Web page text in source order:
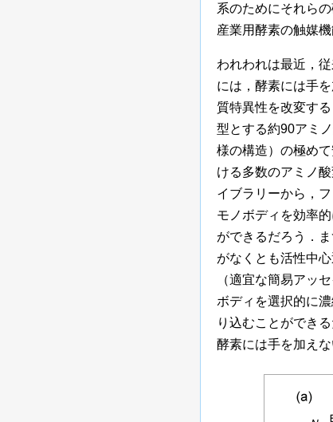
系のためにそれら
産業用酵素の触媒
われわれは最近，
には，酵素には手
質特異性を改変す
型とする約90アミ
様の構造）の極め
ける多数のアミノ
イブラリーから，
モノボディを効率
ができるだろう．
がなくとも活性中
（適宜な簡易アッ
ボディを選択的に
り込むことができ
酵素には手を加え